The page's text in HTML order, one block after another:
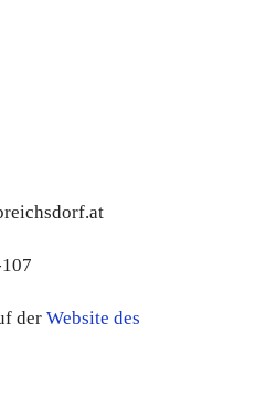
der Website des